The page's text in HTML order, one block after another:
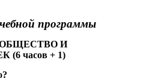
программы
ОБЩЕСТВО И
(6 часов + 1)